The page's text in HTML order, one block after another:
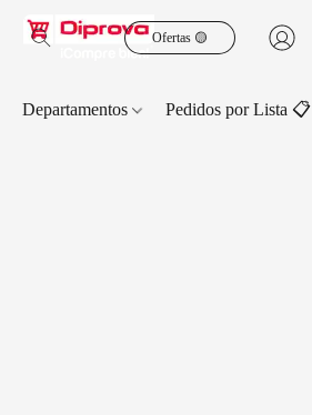
Ofertas 🟡
Departamentos Pedidos por Lista 📋